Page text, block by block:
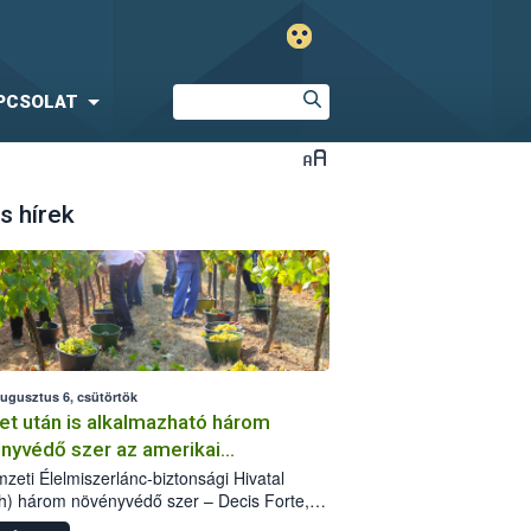
hírek
6, csütörtök
után is alkalmazható három
szer az amerikai
ellen
Élelmiszerlánc-biztonsági Hivatal
három növényvédő szer – Decis Forte,
24 EW, Oroganic – engedélyokiratát